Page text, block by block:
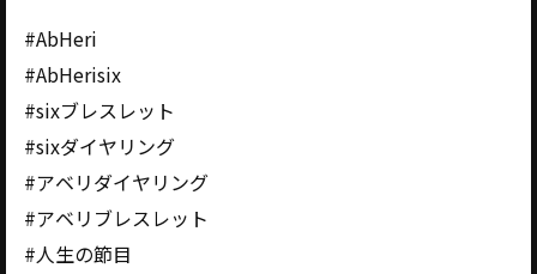
#AbHeri
#AbHerisix
#sixブレスレット
#sixダイヤリング
#アベリダイヤリング
#アベリブレスレット
#人生の節目